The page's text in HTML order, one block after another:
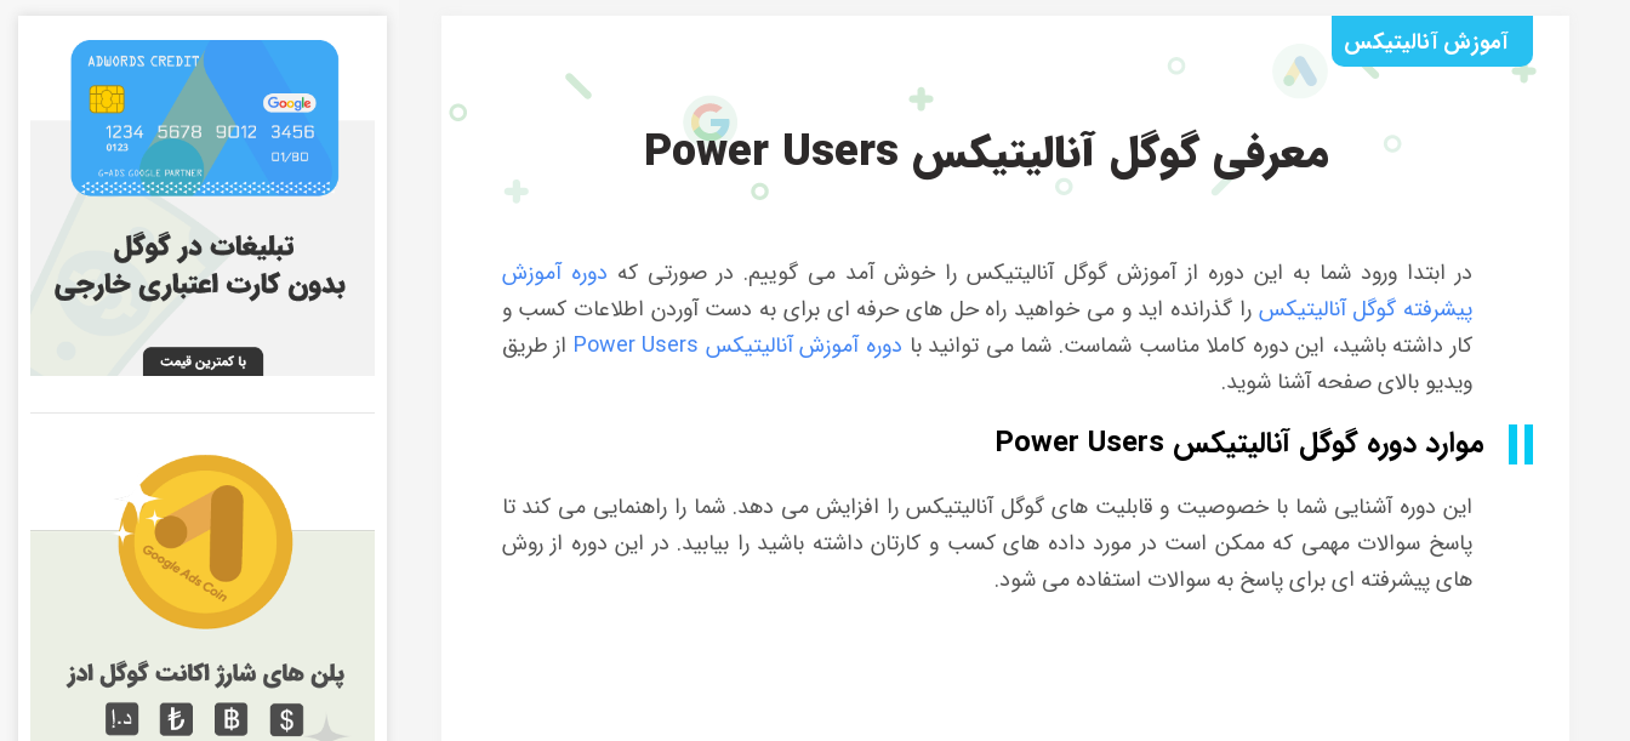
آموزش آنالیتیکس
معرفی گوگل آنالیتیکس Power Users
در ابتدا ورود شما به این دوره از آموزش گوگل آنالیتیکس را خوش آمد می گوییم. در صورتی که دوره آموزش
پیشرفته گوگل آنالیتیکس را گذرانده اید و می خواهید راه حل های حرفه ای برای به دست آوردن اطلاعات کسب و
کار داشته باشید، این دوره کاملا مناسب شماست. شما می توانید با دوره آموزش آنالیتیکس Power Users
از طریق
ویدیو بالای صفحه آشنا شوید.
موارد دوره گوگل آنالیتیکس Power Users
این دوره آشنایی شما با خصوصیت و قابلیت های گوگل آنالیتیکس را افزایش می دهد. شما را راهنمایی می کند تا
پاسخ سوالات مهمی که ممکن است در مورد داده های کسب و کارتان داشته باشید را بیابید. در این دوره از روش
های پیشرفته ای برای پاسخ به سوالات استفاده می شود.